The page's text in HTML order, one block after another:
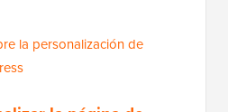
la personalización de